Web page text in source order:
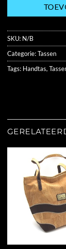
SKU: N/B
Categorie:Tassen
Tags: Handtas,